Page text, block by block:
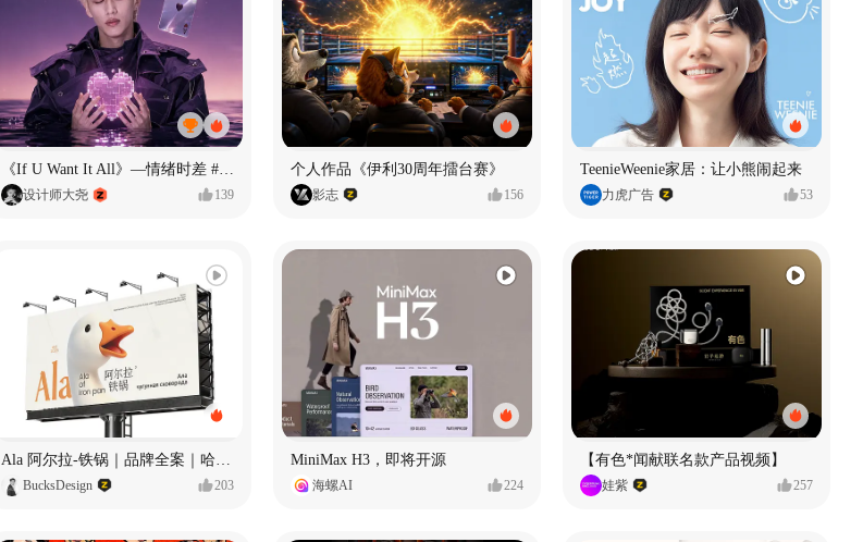
《If U Want It All》—情绪时差 #MVLAND嘻哈狂欢派对
设计师大尧 139
个人作品《伊利30周年擂台赛》
影志 156
TeenieWeenie家居：让小熊闹起来
力虎广告 53
BucksDesign 203
MiniMax H3，即将开源
海螺AI 224
【有色*闻献联名款产品视频】
娃紫 257